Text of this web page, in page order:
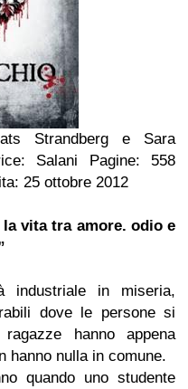
Strandberg e Sara
Salani
Pagine: 558
25 ottobre 2012
vita tra amore. odio e
industriale in miseria,
dove le persone si
hanno appena
hanno nulla in comune.
quando uno studente